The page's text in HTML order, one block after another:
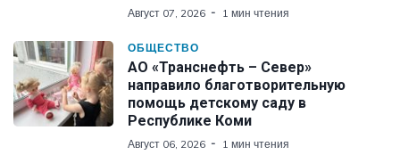
Август 07, 2026 1 мин чтения
ОБЩЕСТВО
АО «Транснефть – Север»
направило благотворительную
помощь детскому саду в
Республике Коми
Август 06, 2026 1 мин чтения